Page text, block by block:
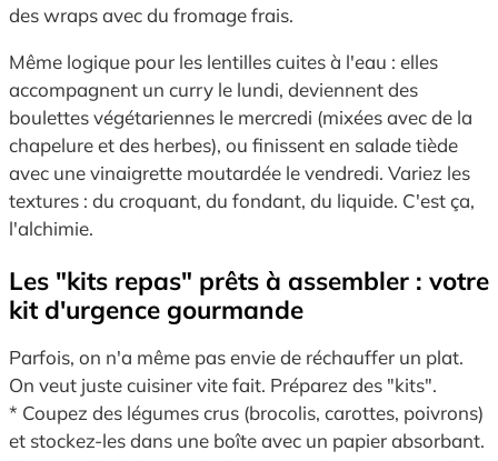
des wraps avec du fromage frais.
Même logique pour les lentilles cuites à l'eau : elles
accompagnent un curry le lundi, deviennent des
boulettes végétariennes le mercredi (mixées avec de la
chapelure et des herbes), ou finissent en salade tiède
avec une vinaigrette moutardée le vendredi. Variez les
textures : du croquant, du fondant, du liquide. C'est ça,
l'alchimie.
Les "kits repas" prêts à assembler : votre
kit d'urgence gourmande
Parfois, on n'a même pas envie de réchauffer un plat.
On veut juste cuisiner vite fait. Préparez des "kits".
* Coupez des légumes crus (brocolis, carottes, poivrons)
et stockez-les dans une boîte avec un papier absorbant.